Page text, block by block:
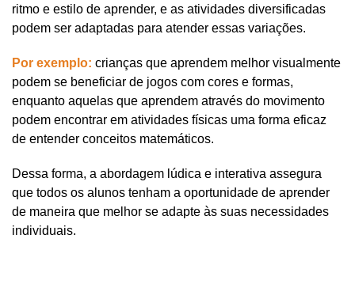
ritmo e estilo de aprender, e as atividades diversificadas
podem ser adaptadas para atender essas variações.
Por exemplo: crianças que aprendem melhor visualmente
podem se beneficiar de jogos com cores e formas,
enquanto aquelas que aprendem através do movimento
podem encontrar em atividades físicas uma forma eficaz
de entender conceitos matemáticos.
Dessa forma, a abordagem lúdica e interativa assegura
que todos os alunos tenham a oportunidade de aprender
de maneira que melhor se adapte às suas necessidades
individuais.